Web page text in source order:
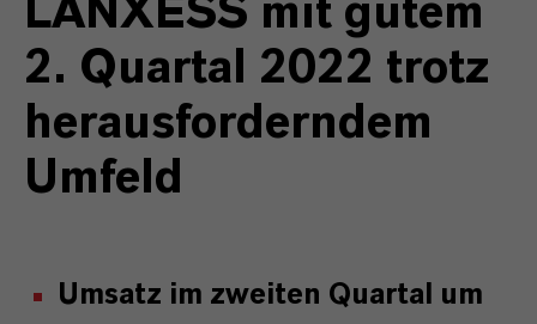
LANXESS mit gutem
2. Quartal 2022 trotz
herausforderndem
Umfeld
Umsatz im zweiten Quartal um